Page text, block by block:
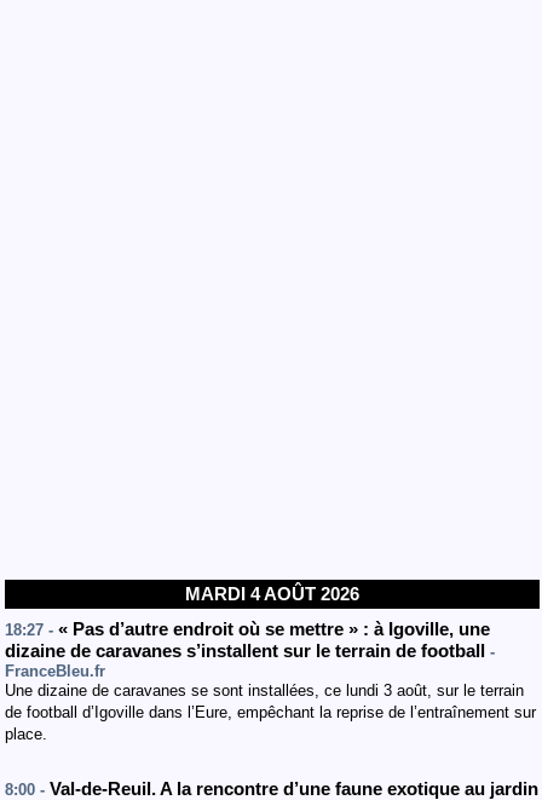
MARDI 4 AOÛT 2026
18:27 - « Pas d’autre endroit où se mettre » : à Igoville, une
dizaine de caravanes s’installent sur le terrain de football -
FranceBleu.fr
Une dizaine de caravanes se sont installées, ce lundi 3 août, sur le terrain
de football d’Igoville dans l’Eure, empêchant la reprise de l’entraînement sur
place.
8:00 - Val-de-Reuil. A la rencontre d’une faune exotique au jardin